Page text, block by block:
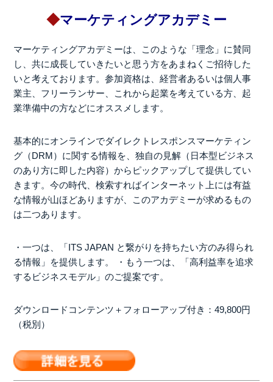
◆マーケティングアカデミー
マーケティングアカデミーは、このような「理念」に賛同
し、共に成長していきたいと思う方をあまねくご招待した
いと考えております。参加資格は、経営者あるいは個人事
業主、フリーランサー、これから起業を考えている方、起
業準備中の方などにオススメします。
基本的にオンラインでダイレクトレスポンスマーケティン
グ（DRM）に関する情報を、独自の見解（日本型ビジネス
のあり方に即した内容）からピックアップして提供してい
きます。今の時代、検索すればインターネット上には有益
な情報が山ほどありますが、このアカデミーが求めるもの
は二つあります。
・一つは、「ITS JAPAN と繋がりを持ちたい方のみ得られ
る情報」を提供します。
・もう一つは、「高利益率を追求
するビジネスモデル」のご提案です。
ダウンロードコンテンツ＋フォローアップ付き：49,800円
（税別）